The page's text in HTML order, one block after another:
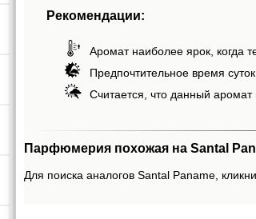
Рекомендации:
Аромат наиболее ярок, когда
Предпочтительное время
Считается, что данный аромат
Парфюмерия похожая на Santal
Для поиска аналогов Santal Paname,